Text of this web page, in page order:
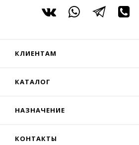
КЛИЕНТАМ
КАТАЛОГ
НАЗНАЧЕНИЕ
КОНТАКТЫ